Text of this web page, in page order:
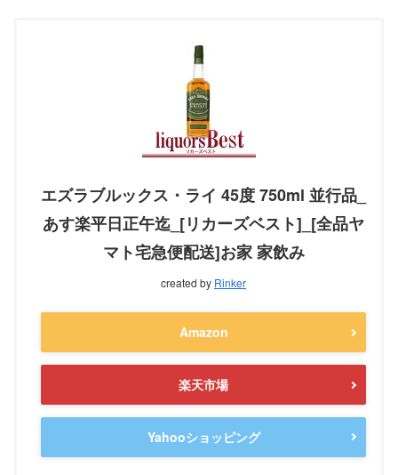
エズラブルックス・ライ 45度 750ml 並行品_
あす楽平日正午迄_[リカーズベスト]_[全品ヤ
マト宅急便配送]お家 家飲み
created by Rinker
Amazon
楽天市場
Yahooショッピング